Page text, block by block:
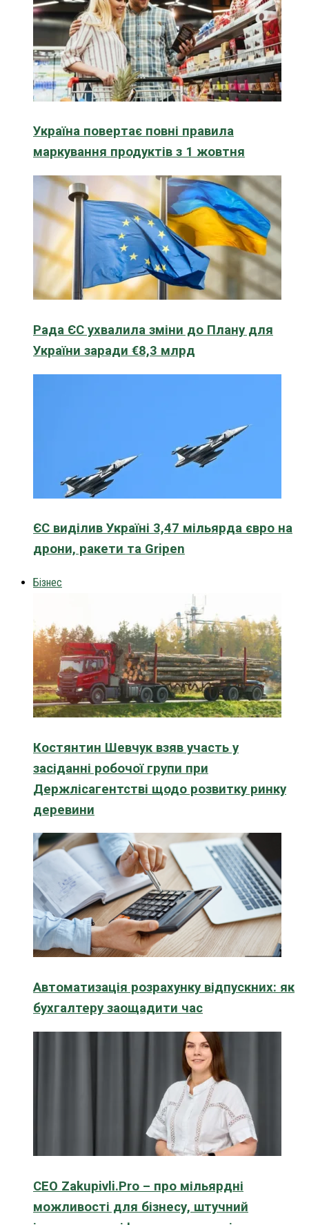
Україна повертає повні правила
маркування продуктів з 1 жовтня
Рада ЄС ухвалила зміни до Плану для
України заради €8,3 млрд
ЄС виділив Україні 3,47 мільярда євро на
дрони, ракети та Gripen
Бізнес
Костянтин Шевчук взяв участь у
засіданні робочої групи при
Держлісагентстві щодо розвитку ринку
деревини
Автоматизація розрахунку відпускних: як
бухгалтеру заощадити час
CEO Zakupivli.Pro – про мільярдні
можливості для бізнесу, штучний